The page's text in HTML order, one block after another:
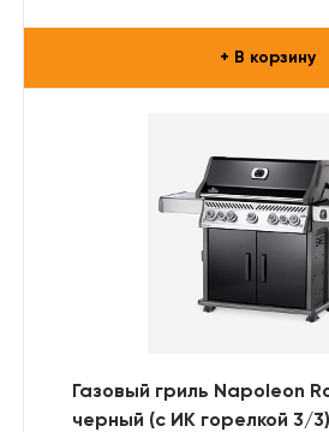
+ В корзину
Газовый гриль Napoleon
черный (с ИК горелкой 3/3)